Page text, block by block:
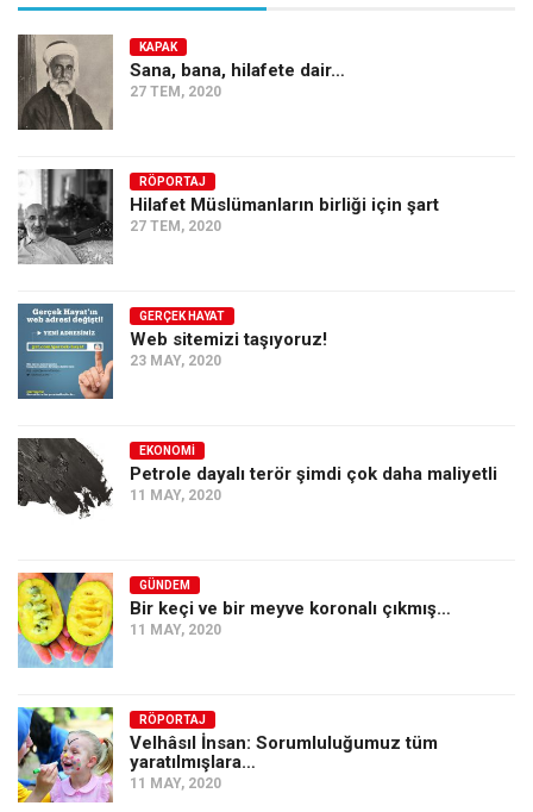
KAPAK
Sana, bana, hilafete dair…
27 TEM, 2020
RÖPORTAJ
Hilafet Müslümanların birliği için şart
27 TEM, 2020
GERÇEK HAYAT
Web sitemizi taşıyoruz!
23 MAY, 2020
EKONOMI
Petrole dayalı terör şimdi çok daha maliyetli
11 MAY, 2020
GÜNDEM
Bir keçi ve bir meyve koronalı çıkmış…
11 MAY, 2020
RÖPORTAJ
Velhâsıl İnsan: Sorumluluğumuz tüm
yaratılmışlara…
11 MAY, 2020